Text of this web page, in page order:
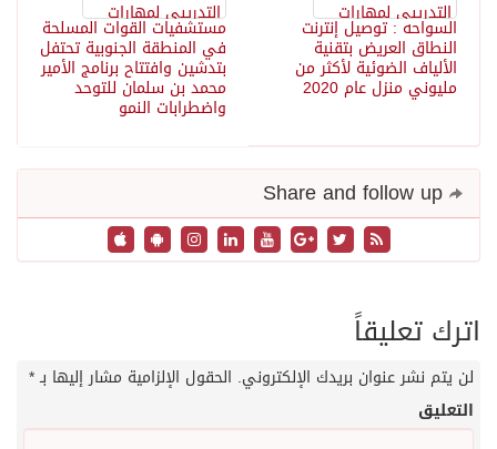
مستشفيات القوات المسلحة
في المنطقة الجنوبية تحتفل
بتدشين وافتتاح برنامج الأمير
محمد بن سلمان ‏للتوحد
واضطرابات النمو
السواحه : توصيل إنترنت
النطاق العريض بتقنية
الألياف الضوئية لأكثر من
مليوني منزل عام 2020
اترك تعليقاً
لن يتم نشر عنوان بريدك الإلكتروني. الحقول الإلزامية مشار إليها بـ*
التعليق